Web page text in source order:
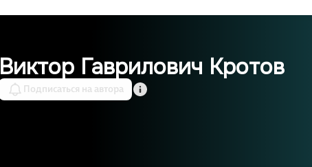
Виктор Гаврилович Кротов
Подписаться на автора